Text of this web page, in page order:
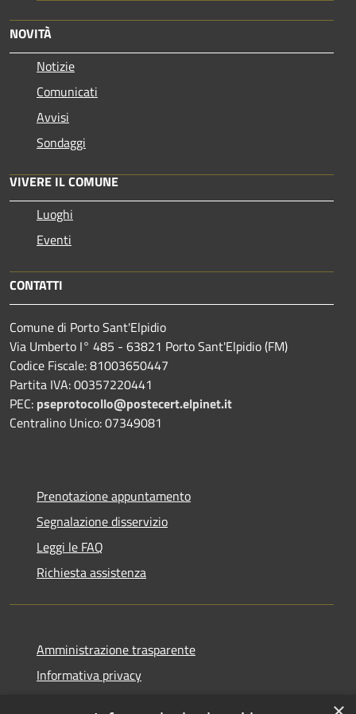
NOVITÀ
Notizie
Comunicati
Avvisi
Sondaggi
VIVERE IL COMUNE
Luoghi
Eventi
CONTATTI
Comune di Porto Sant'Elpidio
Via Umberto I° 485 - 63821 Porto Sant'Elpidio (FM)
Codice Fiscale: 81003650447
Partita IVA: 00357220441
PEC: pseprotocollo@postecert.elpinet.it
Centralino Unico: 07349081
Prenotazione appuntamento
Segnalazione disservizio
Leggi le FAQ
Richiesta assistenza
Amministrazione trasparente
Informativa privacy